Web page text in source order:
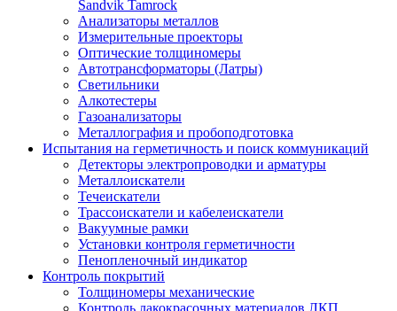
Sandvik Tamrock
Анализаторы металлов
Измерительные проекторы
Оптические толщиномеры
Автотрансформаторы (Латры)
Светильники
Алкотестеры
Газоанализаторы
Металлография и пробоподготовка
Испытания на герметичность и поиск коммуникаций
Детекторы электропроводки и арматуры
Металлоискатели
Течеискатели
Трассоискатели и кабелеискатели
Вакуумные рамки
Установки контроля герметичности
Пенопленочный индикатор
Контроль покрытий
Толщиномеры механические
Контроль лакокрасочных материалов ЛКП